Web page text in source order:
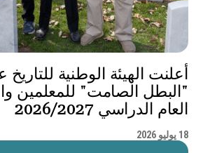
أعلنت الهيئة الوطنية
"البطل الصامت" للمعلمين
العام الدراسي 2026/2027
18 يوليو 2026